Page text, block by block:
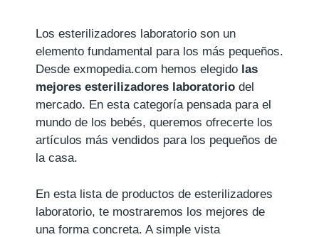
Los esterilizadores laboratorio son un
elemento fundamental para los más pequeños.
Desde exmopedia.com hemos elegido las
mejores esterilizadores laboratorio del
mercado. En esta categoría pensada para el
mundo de los bebés, queremos ofrecerte los
artículos más vendidos para los pequeños de
la casa.
En esta lista de productos de esterilizadores
laboratorio, te mostraremos los mejores de
una forma concreta. A simple vista